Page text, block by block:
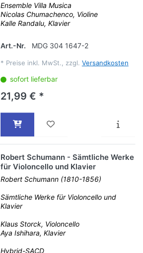
Ensemble Villa Musica
Nicolas Chumachenco, Violine
Kalle Randalu, Klavier
Art.-Nr. MDG 304 1647-2
* Preise inkl. MwSt., zzgl. Versandkosten
sofort lieferbar
21,99 € *
Robert Schumann - Sämtliche Werke
für Violoncello und Klavier
Robert Schumann (1810-1856)
Sämtliche Werke für Violoncello und
Klavier
Klaus Storck, Violoncello
Aya Ishihara, Klavier
Hybrid-SACD